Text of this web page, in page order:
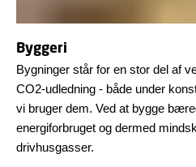
Byggeri
Bygninger står for en stor del af
CO2-udledning - både under
vi bruger dem. Ved at bygge
energiforbruget og dermed
drivhusgasser.